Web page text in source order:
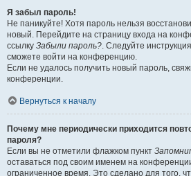
Я забыл пароль!
Не паникуйте! Хотя пароль нельзя
новый. Перейдите на страницу входа на
ссылку Забыли пароль?. Следуйте
сможете войти на конференцию.
Если не удалось получить новый пароль,
конференции.
Вернуться к началу
Почему мне периодически приходится
пароля?
Если вы не отметили флажком пункт
оставаться под своим именем на
ограниченное время. Это сделано для того,